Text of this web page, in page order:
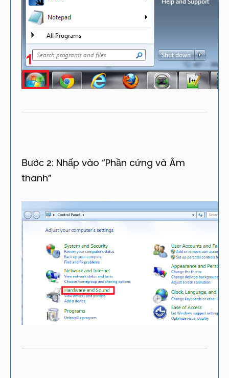
Bước 2: Nhấp vào “Phần cứng và Âm
thanh”